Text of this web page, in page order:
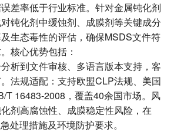
差率低于行业标准。针对金属钝化剂
钝化剂中缓蚀剂、成膜剂等关键成分
生态毒性的评估，确保MSDS文件符
核心优势包括：
析到文件审核、多语言版本支持，客
法规适配‌：支持欧盟CLP法规、美国
T 16483-2008，覆盖40余国市场。‌风
剂高腐蚀性、成膜稳定性风险，在
处理措施及环境防护要求。